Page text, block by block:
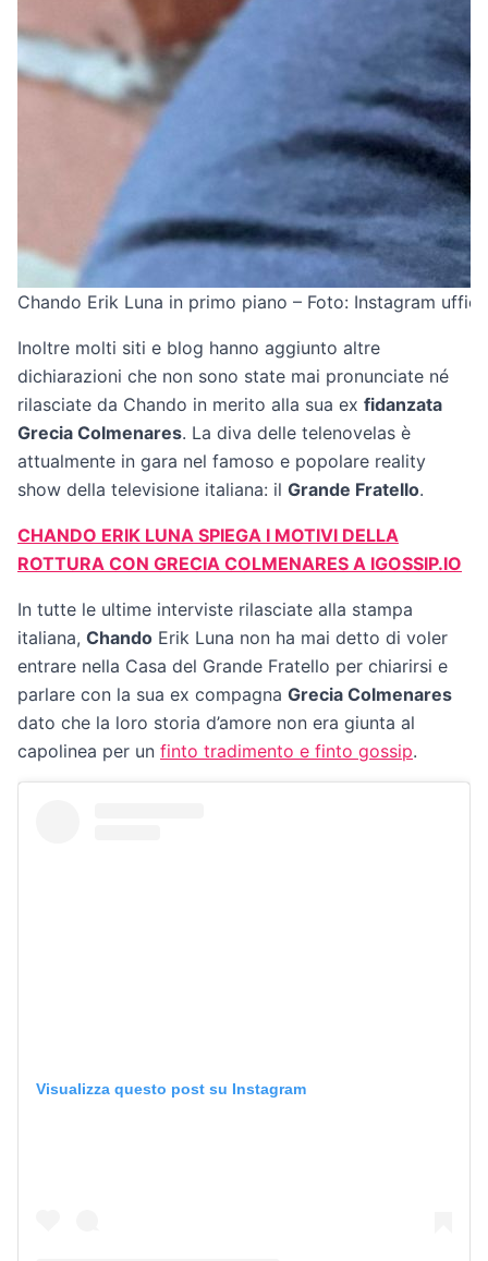
Chando Erik Luna in primo piano – Foto: Instagram
Inoltre molti siti e blog hanno aggiunto altre
dichiarazioni che non sono state mai pronunciate né
rilasciate da Chando in merito alla sua ex fidanzata
Grecia Colmenares. La diva delle telenovelas è
attualmente in gara nel famoso e popolare reality
show della televisione italiana: il Grande Fratello.
CHANDO ERIK LUNA SPIEGA I MOTIVI DELLA
ROTTURA CON GRECIA COLMENARES A IGOSSIP.IO
In tutte le ultime interviste rilasciate alla stampa
italiana, Chando Erik Luna non ha mai detto di voler
entrare nella Casa del Grande Fratello per chiarirsi e
parlare con la sua ex compagna Grecia Colmenares
dato che la loro storia d’amore non era giunta al
capolinea per un finto tradimento e finto gossip.
Visualizza questo post su Instagram